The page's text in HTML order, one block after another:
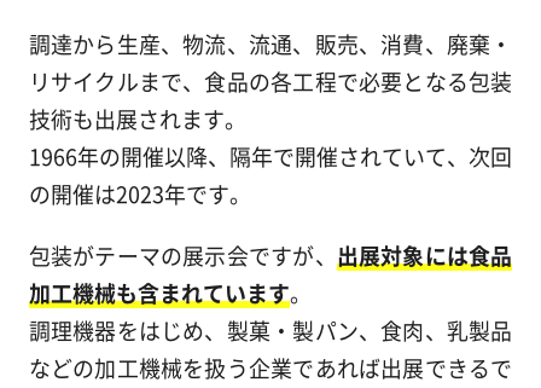
調達から生産、物流、流通、販売、消費、廃棄・
リサイクルまで、食品の各工程で必要となる包装
技術も出展されます。
1966年の開催以降、隔年で開催されていて、次回
の開催は2023年です。
包装がテーマの展示会ですが、 出展対象には食品
加工機械も含まれています。
調理機器をはじめ、製菓・製パン、食肉、乳製品
などの加工機械を扱う企業であれば出展できるで